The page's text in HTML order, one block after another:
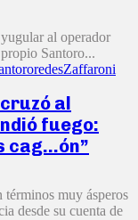
al operador
Santoro...
redesZaffaroni
al
fuego:
cag…ón”
muy ásperos
desde su cuenta de